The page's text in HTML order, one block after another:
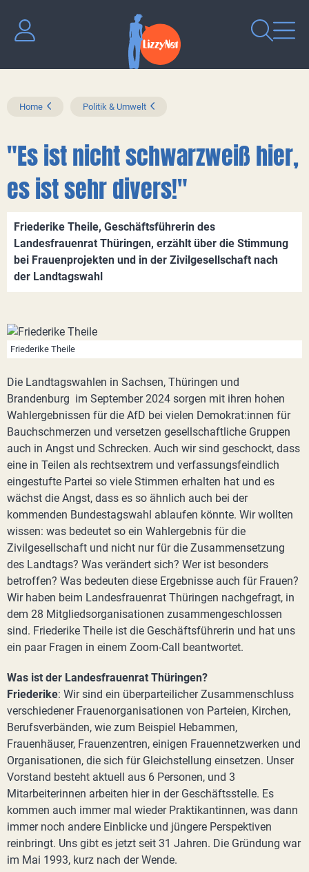
Home Politik & Umwelt
"Es ist nicht schwarzweiß hier,
es ist sehr divers!"
Friederike Theile, Geschäftsführerin des
Landesfrauenrat Thüringen, erzählt über die Stimmung
bei Frauenprojekten und in der Zivilgesellschaft nach
der Landtagswahl
Friederike Theile
Die Landtagswahlen in Sachsen, Thüringen und
Brandenburg im September 2024 sorgen mit ihren hohen
Wahlergebnissen für die AfD bei vielen Demokrat:innen für
Bauchschmerzen und versetzen gesellschaftliche Gruppen
auch in Angst und Schrecken. Auch wir sind geschockt, dass
eine in Teilen als rechtsextrem und verfassungsfeindlich
eingestufte Partei so viele Stimmen erhalten hat und es
wächst die Angst, dass es so ähnlich auch bei der
kommenden Bundestagswahl ablaufen könnte. Wir wollten
wissen: was bedeutet so ein Wahlergebnis für die
Zivilgesellschaft und nicht nur für die Zusammensetzung
des Landtags? Was verändert sich? Wer ist besonders
betroffen? Was bedeuten diese Ergebnisse auch für Frauen?
Wir haben beim Landesfrauenrat Thüringen nachgefragt, in
dem 28 Mitgliedsorganisationen zusammengeschlossen
sind. Friederike Theile ist die Geschäftsführerin und hat uns
ein paar Fragen in einem Zoom-Call beantwortet.
Was ist der Landesfrauenrat Thüringen?
Friederike: Wir sind ein überparteilicher Zusammenschluss
verschiedener Frauenorganisationen von Parteien, Kirchen,
Berufsverbänden, wie zum Beispiel Hebammen,
Frauenhäuser, Frauenzentren, einigen Frauennetzwerken und
Organisationen, die sich für Gleichstellung einsetzen. Unser
Vorstand besteht aktuell aus 6 Personen, und 3
Mitarbeiterinnen arbeiten hier in der Geschäftsstelle. Es
kommen auch immer mal wieder Praktikantinnen, was dann
immer noch andere Einblicke und jüngere Perspektiven
reinbringt. Uns gibt es jetzt seit 31 Jahren. Die Gründung war
im Mai 1993, kurz nach der Wende.